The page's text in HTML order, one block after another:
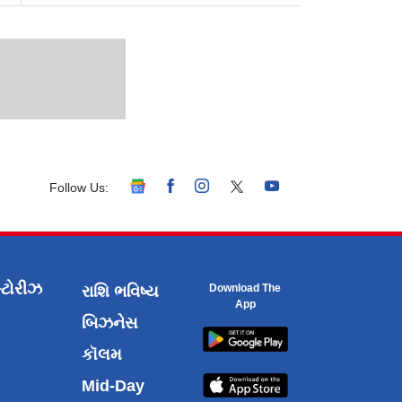
Follow Us:
રાશિ ભવિષ્ય
બિઝનેસ
કૉલમ
Mid-Day
Download The
App